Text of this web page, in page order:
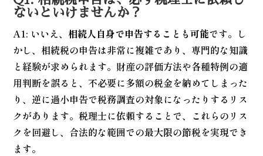
ないといけませんか？
A1: いいえ、相続人自身で申告することも可能です。し
かし、相続税の申告は非常に複雑であり、専門的な知識
と経験が求められます。財産の評価方法や各種特例の適
用判断を誤ると、不必要に多額の税金を納めてしまった
り、逆に過小申告で税務調査の対象になったりするリス
クがあります。税理士に依頼することで、これらのリス
クを回避し、合法的な範囲での最大限の節税を実現でき
ます。